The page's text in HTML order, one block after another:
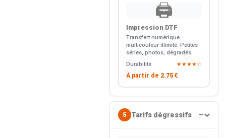
🖨️
Impression DTF
Transfert numérique
multicouleur illimité. Petites
séries, photos, dégradés.
Durabilité
★★★★☆
À partir de 2.75 €
5 Tarifs dégressifs —